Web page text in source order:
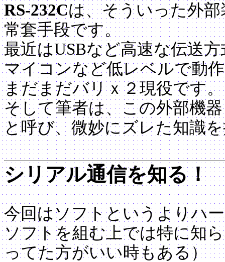
RS-232Cは、そういった外
常套手段です。
最近はUSBなど高速な伝送
マイコンなど低レベルで動
まだまだバリｘ２現役です。
そして筆者は、この外部機
と呼び、微妙にズレた知識
シリアル通信を知る！
今回はソフトというよりハ
ソフトを組む上では特に知
ってた方がいい時もある）